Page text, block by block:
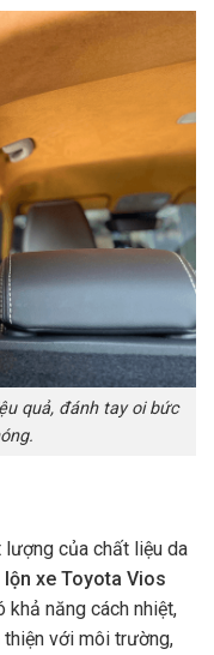
quả, đánh tay oi bức
lượng của chất liệu da
lộn xe Toyota Vios
khả năng cách nhiệt,
thiện với môi trường,